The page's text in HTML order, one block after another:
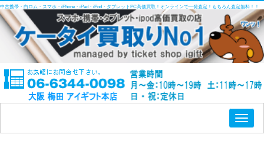
中古携帯・白ロム・スマホ・iPhone・iPad・iPod・タブレットPC高価買取！オンラインで一発査定！もちろん査定無料！！